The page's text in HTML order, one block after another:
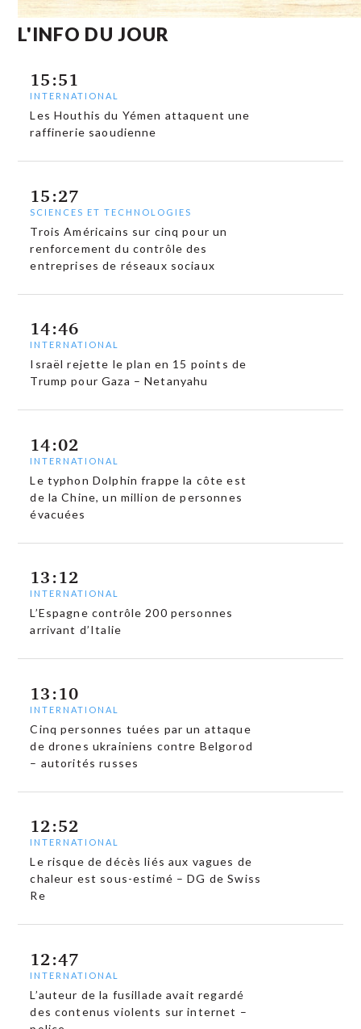
L'INFO DU JOUR
15:51
INTERNATIONAL
Les Houthis du Yémen attaquent une
raffinerie saoudienne
15:27
SCIENCES ET TECHNOLOGIES
Trois Américains sur cinq pour un
renforcement du contrôle des
entreprises de réseaux sociaux
14:46
INTERNATIONAL
Israël rejette le plan en 15 points de
Trump pour Gaza – Netanyahu
14:02
INTERNATIONAL
Le typhon Dolphin frappe la côte est
de la Chine, un million de personnes
évacuées
13:12
INTERNATIONAL
L’Espagne contrôle 200 personnes
arrivant d’Italie
13:10
INTERNATIONAL
Cinq personnes tuées par un attaque
de drones ukrainiens contre Belgorod
– autorités russes
12:52
INTERNATIONAL
Le risque de décès liés aux vagues de
chaleur est sous-estimé – DG de Swiss
Re
12:47
INTERNATIONAL
L’auteur de la fusillade avait regardé
des contenus violents sur internet –